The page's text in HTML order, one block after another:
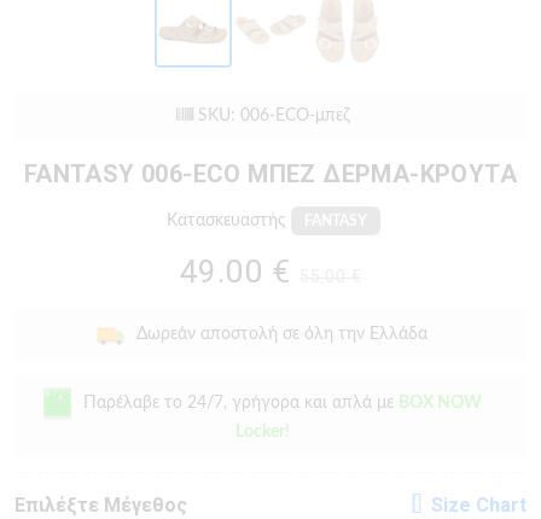
SKU: 006-ECO-μπεζ
FANTASY 006-ECO ΜΠΕΖ ΔΕΡΜΑ-ΚΡΟΥΤΑ
Κατασκευαστής
49.00 €
Δωρεάν αποστολή σε όλη την Ελλάδα
Παρέλαβε το 24/7, γρήγορα και απλά με BOX NOW
Locker!
Eπιλέξτε Μέγεθος Size Chart